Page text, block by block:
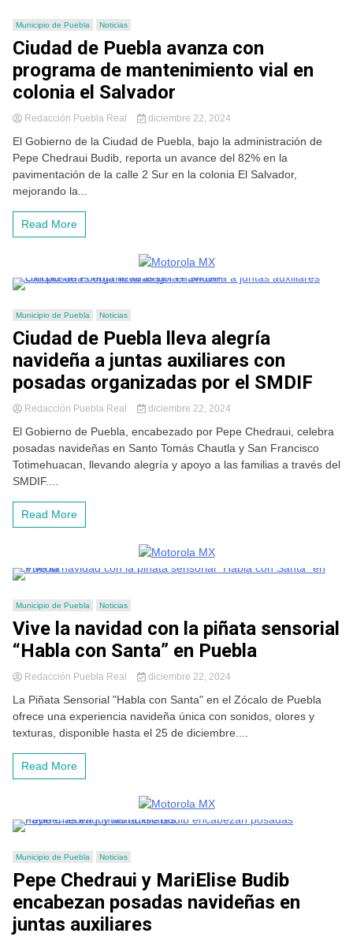
Municipio de Puebla Noticias
Ciudad de Puebla avanza con
programa de mantenimiento vial en
colonia el Salvador
Redacción Puebla Real diciembre 22, 2024
El Gobierno de la Ciudad de Puebla, bajo la administración de
Pepe Chedraui Budib, reporta un avance del 82% en la
pavimentación de la calle 2 Sur en la colonia El Salvador,
mejorando la...
Read More
Municipio de Puebla Noticias
Ciudad de Puebla lleva alegría
navideña a juntas auxiliares con
posadas organizadas por el SMDIF
Redacción Puebla Real diciembre 22, 2024
El Gobierno de Puebla, encabezado por Pepe Chedraui, celebra
posadas navideñas en Santo Tomás Chautla y San Francisco
Totimehuacan, llevando alegría y apoyo a las familias a través del
SMDIF....
Read More
Municipio de Puebla Noticias
Vive la navidad con la piñata sensorial
“Habla con Santa” en Puebla
Redacción Puebla Real diciembre 22, 2024
La Piñata Sensorial "Habla con Santa" en el Zócalo de Puebla
ofrece una experiencia navideña única con sonidos, olores y
texturas, disponible hasta el 25 de diciembre....
Read More
Municipio de Puebla Noticias
Pepe Chedraui y MariElise Budib
encabezan posadas navideñas en
juntas auxiliares